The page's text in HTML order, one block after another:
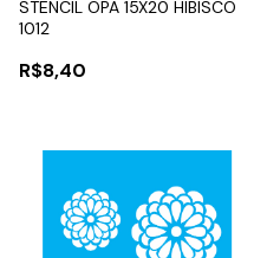
STENCIL OPA 15X20 HIBISCO
1012
R$8,40